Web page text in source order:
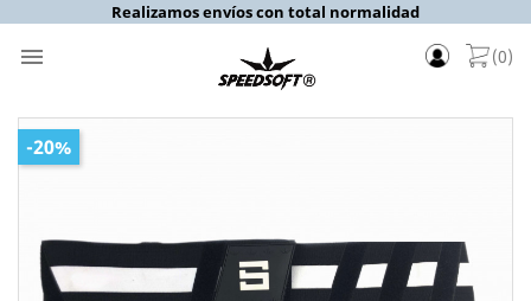
Realizamos envíos con total normalidad
 (0)
-20%